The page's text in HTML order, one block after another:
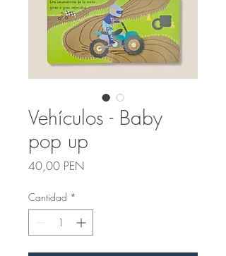
Vehículos - Baby
pop up
40,00 PENPrecio
Cantidad *